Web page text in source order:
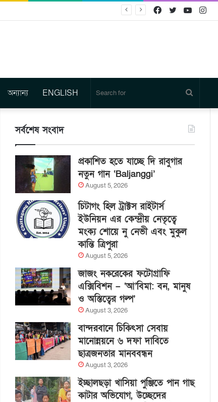
Twitter
Facebook
অন্যান্য ENGLISH
for
সর্বশেষ সংবাদ
প্রকাশিত হতে যাচ্ছে দি রাবুগার
নতুন গান ‘Baljanggi’
August 5, 2026
চিটাগং হিল ট্রাক্টস রাইটার্স
ইউনিয়ন এর কেন্দ্রীয় নেতৃত্বে
মংক্য শোয়ে নু নেভী এবং মুকুল
কান্তি ত্রিপুরা
August 5, 2026
জাজং নকরেকের ফটোগ্রাফি
এক্সিবিশন – ‘আ’বিমা: বন, মানুষ
ও অস্তিত্বের গল্প’
August 3, 2026
বান্দরবানে চিকিৎসা সেবায়
মানোন্নয়নে ৬ দফা দাবিতে
ছাত্রজনতার মানববন্ধন
August 3, 2026
ইচ্ছালছড়া খাসিয়া পুঞ্জিতে পান গাছ
কাটার অভিযোগ, উচ্ছেদের